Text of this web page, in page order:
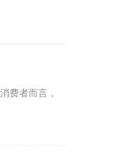
费者而言，